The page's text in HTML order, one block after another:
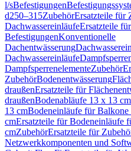
l/sBefestigungen
d250–315ZubehörErsatzteile für
DachwassereinläufeErsatzteile
BefestigungenKonventionelle
Dachentwässerung
Dachwassereinläufe
DampfsperrenelementeZubehör
ZubehörBodenentwässerung
draußenErsatzteile für
draußenBodenabläufe 13 x 13 cm
13 cmBodeneinläufe für Balkone
cmErsatzteile für Bodeneinläufe
cmZubehörErsatzteile für
Netzwerkkomponenten und